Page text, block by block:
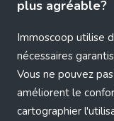
plus agréable?
Immoscoop utilise
nécessaires
Vous ne pouvez
améliorent le
cartographier
Application error: a
browser console for